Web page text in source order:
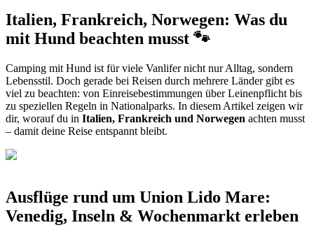
Italien, Frankreich, Norwegen: Was du
mit Hund beachten musst 🐾
Camping mit Hund ist für viele Vanlifer nicht nur Alltag, sondern
Lebensstil. Doch gerade bei Reisen durch mehrere Länder gibt es
viel zu beachten: von Einreisebestimmungen über Leinenpflicht bis
zu speziellen Regeln in Nationalparks. In diesem Artikel zeigen wir
dir, worauf du in Italien, Frankreich und Norwegen achten musst
– damit deine Reise entspannt bleibt.
Ausflüge rund um Union Lido Mare:
Venedig, Inseln & Wochenmarkt erleben